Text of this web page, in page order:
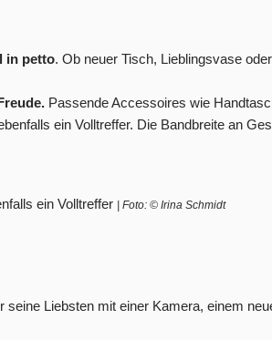
in petto. Ob neuer Tisch, Lieblingsvase
Passende Accessoires wie
ein Volltreffer. Die Bandbreite an
ein Volltreffer
| Foto: © Irina Schmidt
seine Liebsten mit einer Kamera, einem